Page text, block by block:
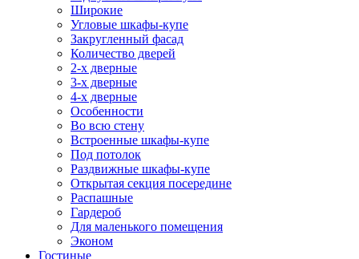
Широкие
Угловые шкафы-купе
Закругленный фасад
Количество дверей
2-х дверные
3-х дверные
4-х дверные
Особенности
Во всю стену
Встроенные шкафы-купе
Под потолок
Раздвижные шкафы-купе
Открытая секция посередине
Распашные
Гардероб
Для маленького помещения
Эконом
Гостиные